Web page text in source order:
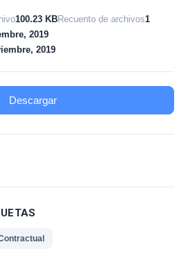
100.23 KBRecuento de archivos1
2019
2019
Descargar